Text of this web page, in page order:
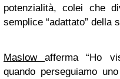
potenzialità, colei che
semplice “adattato” della
Maslowafferma “Ho
quando perseguiamo